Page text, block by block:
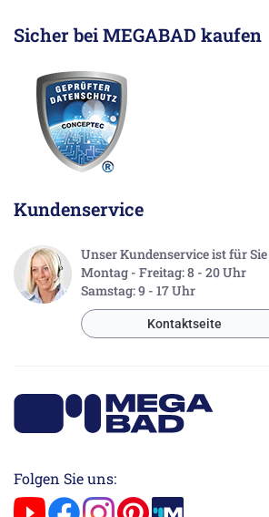
Sicher bei MEGABAD kaufen
Kundenservice
Unser Kundenservice ist für Sie
Montag - Freitag: 8 - 20 Uhr
Samstag: 9 - 17 Uhr
Kontaktseite
Folgen Sie uns: